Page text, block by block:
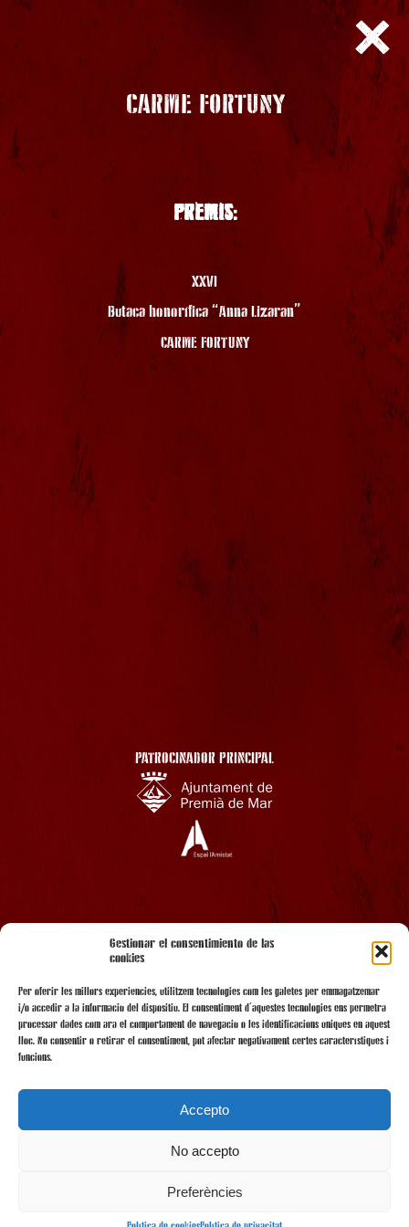
Gestionar el consentimiento de las
cookies
Per oferir les millors experiències, utilitzem tecnologies com les galetes per emmagatzemar
i/o accedir a la informació del dispositiu. El consentiment d'aquestes tecnologies ens permetrà
processar dades com ara el comportament de navegació o les identificacions úniques en aquest
lloc. No consentir o retirar el consentiment, pot afectar negativament certes característiques i
funcions.
Accepto
No accepto
Preferències
CARME FORTUNY
PREMIS:
XXVI
Butaca honorífica “Anna Lizaran”
CARME FORTUNY
PATROCINADOR PRINCIPAL
AMB EL SUPORT
AMB LA COL·LABORACIÓ